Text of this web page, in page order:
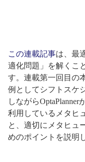
この連載記事は、最
適化問題」を解くこ
す。連載第一回目の
例としてシフトスケ
しながら
利用しているメタヒ
と、適切にメタヒュ
めのポイントを説明